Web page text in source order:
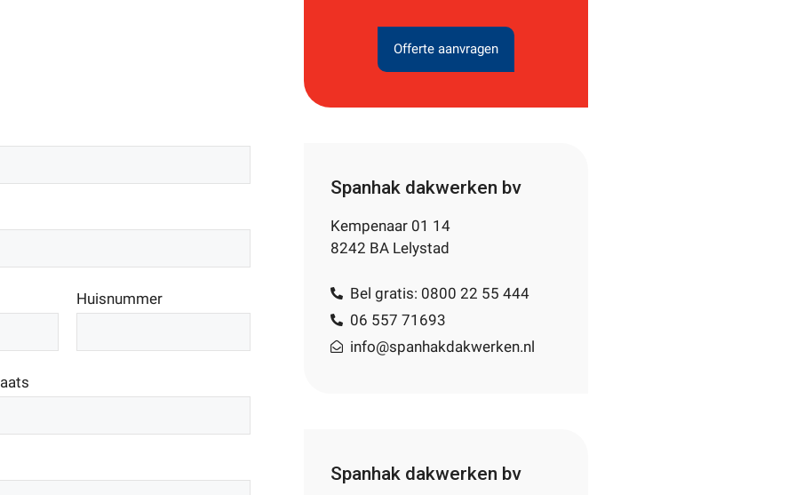
Huisnummer
Offerte aanvragen
Spanhak dakwerken bv
Kempenaar 01 14
8242 BA Lelystad
Bel gratis: 0800 22 55 444
06 557 71693
info@spanhakdakwerken.nl
Spanhak dakwerken bv